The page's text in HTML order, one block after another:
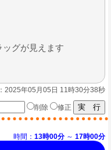
ッグが見えます
2025年05月05日 11時30分38秒
削除 修正
時間： 13時00分 ～ 17時00分